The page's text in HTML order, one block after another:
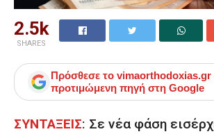
2.5k
SHARES
Πρόσθεσε το vimaorthodoxias.gr
προτιμώμενη πηγή στη Google
ΣΥΝΤΑΞΕΙΣ: Σε νέα φάση